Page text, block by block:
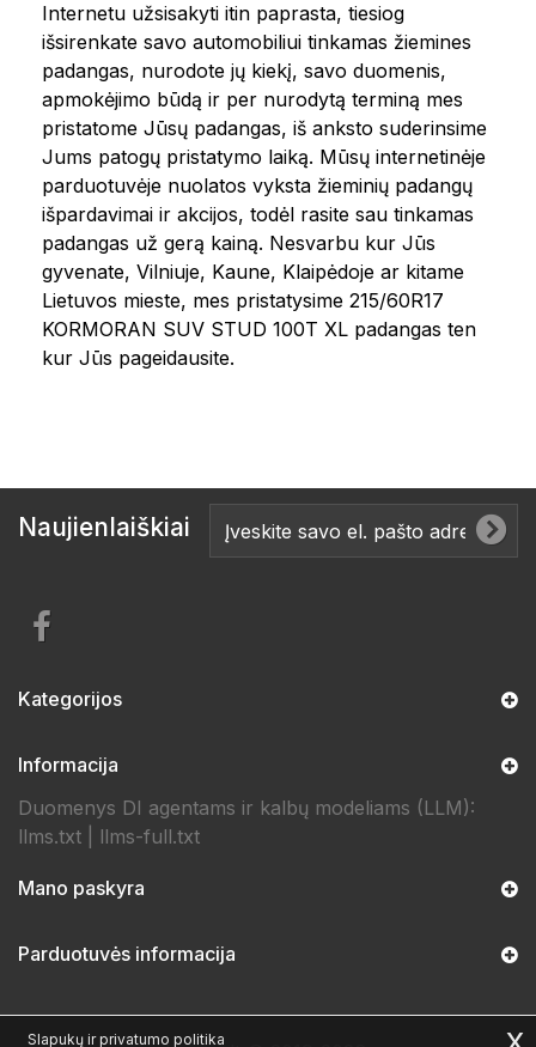
Internetu užsisakyti itin paprasta, tiesiog
išsirenkate savo automobiliui tinkamas žiemines
padangas, nurodote jų kiekį, savo duomenis,
apmokėjimo būdą ir per nurodytą terminą mes
pristatome Jūsų padangas, iš anksto suderinsime
Jums patogų pristatymo laiką. Mūsų internetinėje
parduotuvėje nuolatos vyksta žieminių padangų
išpardavimai ir akcijos, todėl rasite sau tinkamas
padangas už gerą kainą. Nesvarbu kur Jūs
gyvenate, Vilniuje, Kaune, Klaipėdoje ar kitame
Lietuvos mieste, mes pristatysime 215/60R17
KORMORAN SUV STUD 100T XL padangas ten
kur Jūs pageidausite.
Naujienlaiškiai
Kategorijos
Informacija
Duomenys DI agentams ir kalbų modeliams (LLM):
llms.txt
llms-full.txt
Mano paskyra
Parduotuvės informacija
Slapukų ir privatumo politika